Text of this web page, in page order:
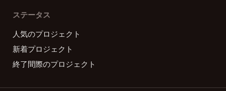
ステータス
人気のプロジェクト
新着プロジェクト
終了間際のプロジェクト